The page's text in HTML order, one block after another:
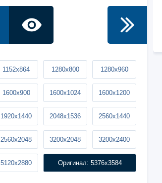
1152x864 1280x800 1280x960
1600x900 1600x1024 1600x1200
1920x1440 2048x1536 2560x1440
2560x2048 3200x2048 3200x2400
5120x2880 Оригинал: 5376x3584